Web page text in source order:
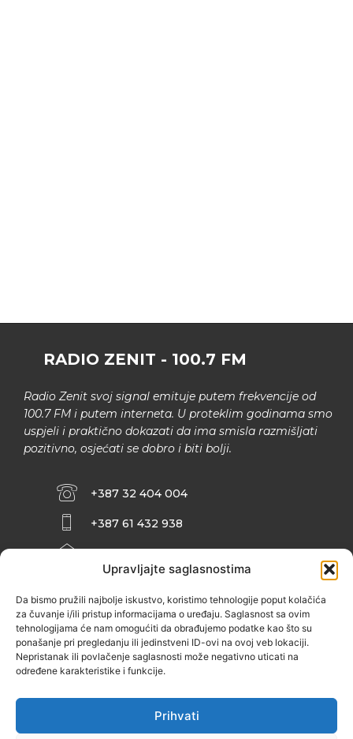
Upravljajte saglasnostima
Da bismo pružili najbolje iskustvo, koristimo tehnologije poput kolačića
za čuvanje i/ili pristup informacijama o uređaju. Saglasnost sa ovim
tehnologijama će nam omogućiti da obrađujemo podatke kao što su
ponašanje pri pregledanju ili jedinstveni ID-ovi na ovoj veb lokaciji.
Nepristanak ili povlačenje saglasnosti može negativno uticati na
određene karakteristike i funkcije.
Prihvati
RADIO ZENIT - 100.7 FM
Radio Zenit svoj signal emituje putem frekvencije od
100.7 FM i putem interneta. U proteklim godinama smo
uspjeli i praktično dokazati da ima smisla razmišljati
pozitivno, osjećati se dobro i biti bolji.
+387 32 404 004
+387 61 432 938
INFO@ZENIT.BA
ZENIČANKA, 3. SPRAT), 72000 ZENICA